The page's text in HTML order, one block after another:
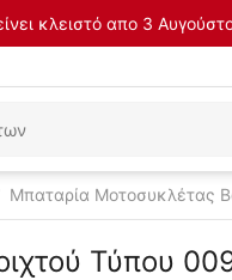
κλειστό απο 3
Μπαταρία Μοτοσυκλέτας
ΤύπουΈκπτωση